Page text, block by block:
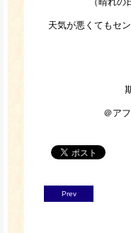
天気が悪くてもセ
＠ア
Prev